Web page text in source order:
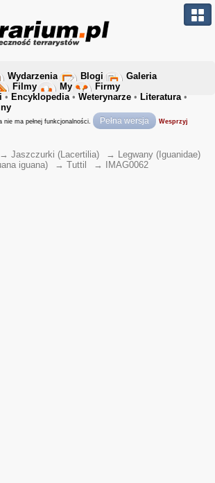
Wydarzenia Blogi
Galeria
Filmy My
Firmy
• Encyklopedia• Weterynarze • Literatura•
ma pełnej funkcjonalności. Pełna wersja Wesprzyj
→ Jaszczurki (Lacertilia) → Legwany (Iguanidae)
iguana) → Tuttil → IMAG0062